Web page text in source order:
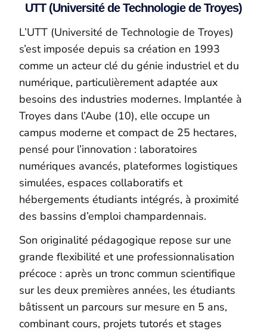
UTT (Université de Technologie de Troyes)
L’UTT (Université de Technologie de Troyes)
s’est imposée depuis sa création en 1993
comme un acteur clé du génie industriel et du
numérique, particulièrement adaptée aux
besoins des industries modernes. Implantée à
Troyes dans l’Aube (10), elle occupe un
campus moderne et compact de 25 hectares,
pensé pour l’innovation : laboratoires
numériques avancés, plateformes logistiques
simulées, espaces collaboratifs et
hébergements étudiants intégrés, à proximité
des bassins d’emploi champardennais.
Son originalité pédagogique repose sur une
grande flexibilité et une professionnalisation
précoce : après un tronc commun scientifique
sur les deux premières années, les étudiants
bâtissent un parcours sur mesure en 5 ans,
combinant cours, projets tutorés et stages